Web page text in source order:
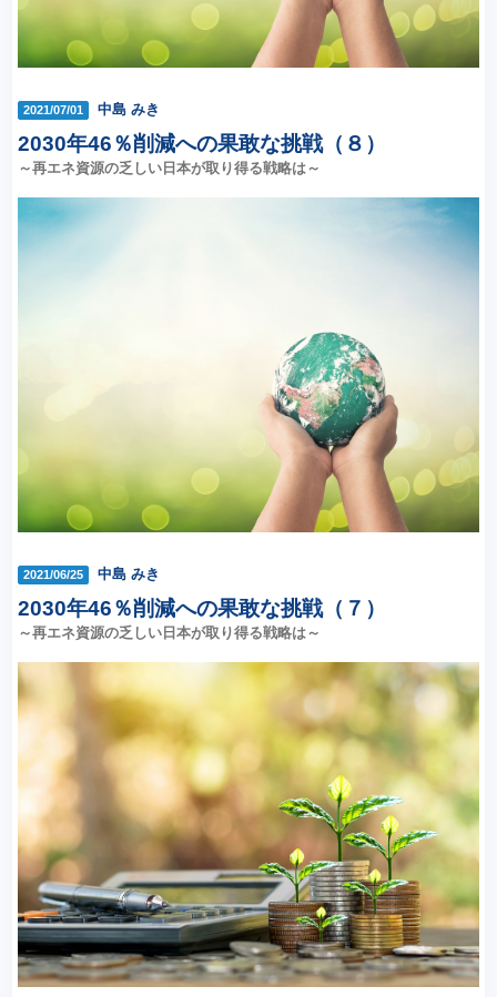
2021/07/01 中島 みき
2030年46％削減への果敢な挑戦（８）
～再エネ資源の乏しい日本が取り得る戦略は～
2021/06/25 中島 みき
2030年46％削減への果敢な挑戦（７）
～再エネ資源の乏しい日本が取り得る戦略は～